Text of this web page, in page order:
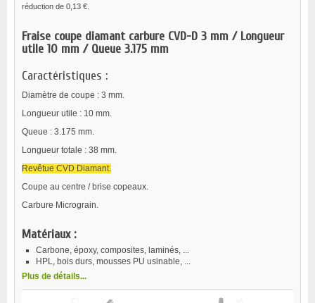
réduction de 0,13 €
Fraise coupe diamant carbure CVD-D 3 mm / Longueur
utile 10 mm / Queue 3.175 mm
Caractéristiques :
Diamètre de coupe : 3 mm.
Longueur utile : 10 mm.
Queue : 3.175 mm.
Longueur totale : 38 mm.
Revêtue CVD Diamant.
Coupe au centre / brise copeaux.
Carbure Micrograin.
Matériaux :
Carbone, époxy, composites, laminés, ...
HPL, bois durs, mousses PU usinable, ...
Plus de détails...